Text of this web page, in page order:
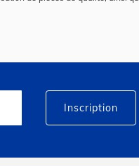
Inscription